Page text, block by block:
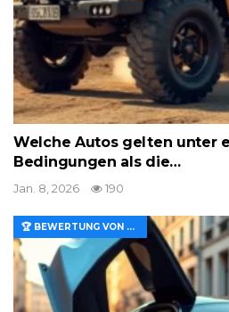
Welche Autos gelten unter
Bedingungen als die…
Jan. 8, 2026 190
🏆 BEWERTUNG VON MERKMALEN UND WERT